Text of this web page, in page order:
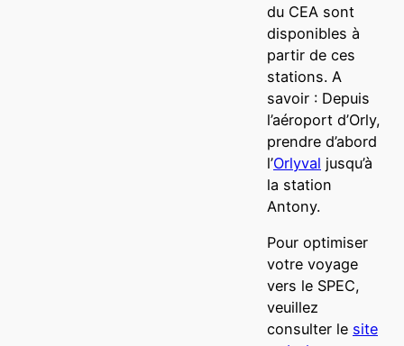
du CEA sont
disponibles à
partir de ces
stations. A
savoir : Depuis
l’aéroport d’Orly,
prendre d’abord
l’Orlyval jusqu’à
la station
Antony.
Pour optimiser
votre voyage
vers le SPEC,
veuillez
consulter le site